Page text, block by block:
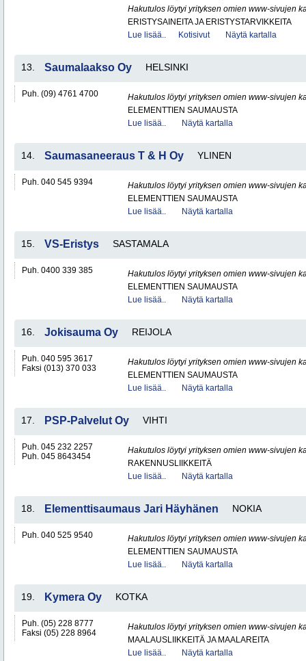
Hakutulos löytyi yrityksen omien www-sivujen
ERISTYSAINEITA JA ERISTYSTARVIKKEITA
Lue lisää..
Kotisivut Näytä kartalla
13. Saumalaakso Oy HELSINKI
Puh. (09) 4761 4700
Hakutulos löytyi yrityksen omien www-sivujen
ELEMENTTIEN SAUMAUSTA
Lue lisää..
Näytä kartalla
14. Saumasaneeraus T & H Oy YLINEN
Puh. 040 545 9394
Hakutulos löytyi yrityksen omien www-sivujen
ELEMENTTIEN SAUMAUSTA
Lue lisää..
Näytä kartalla
15. VS-Eristys SASTAMALA
Puh. 0400 339 385
Hakutulos löytyi yrityksen omien www-sivujen
ELEMENTTIEN SAUMAUSTA
Lue lisää..
Näytä kartalla
16. Jokisauma Oy REIJOLA
Puh. 040 595 3617
Faksi (013) 370 033
Hakutulos löytyi yrityksen omien www-sivujen
ELEMENTTIEN SAUMAUSTA
Lue lisää..
Näytä kartalla
17. PSP-Palvelut Oy VIHTI
Puh. 045 232 2257
Puh. 045 8643454
Hakutulos löytyi yrityksen omien www-sivujen
RAKENNUSLIIKKEITÄ
Lue lisää..
Näytä kartalla
18. Elementtisaumaus Jari Häyhänen NOKIA
Puh. 040 525 9540
Hakutulos löytyi yrityksen omien www-sivujen
ELEMENTTIEN SAUMAUSTA
Lue lisää..
Näytä kartalla
19. Kymera Oy KOTKA
Puh. (05) 228 8777
Faksi (05) 228 8964
Hakutulos löytyi yrityksen omien www-sivujen
MAALAUSLIIKKEITÄ JA MAALAREITA
Lue lisää..
Näytä kartalla